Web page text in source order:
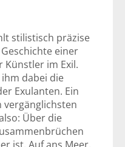
stilistisch präzise
einer
Künstler im Exil.
dabei die
Exulanten. Ein
vergänglichsten
Über die